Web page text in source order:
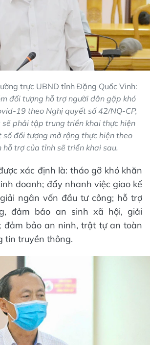
trực UBND tỉnh Đặng Quốc Vinh:
đối tượng hỗ trợ người dân gặp khó
19 theo Nghị quyết số 42/NQ-CP,
phải tập trung triển khai thực hiện
số đối tượng mở rộng thực hiện theo
hỗ trợ của tỉnh sẽ triển khai sau.
xác định là: tháo gỡ khó khăn
doanh; đẩy nhanh việc giao kế
ngân vốn đầu tư công; hỗ trợ
đảm bảo an sinh xã hội, giải
đảm bảo an ninh, trật tự an toàn
tin truyền thông.